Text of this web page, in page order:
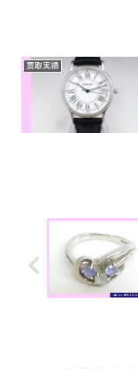
買取実績